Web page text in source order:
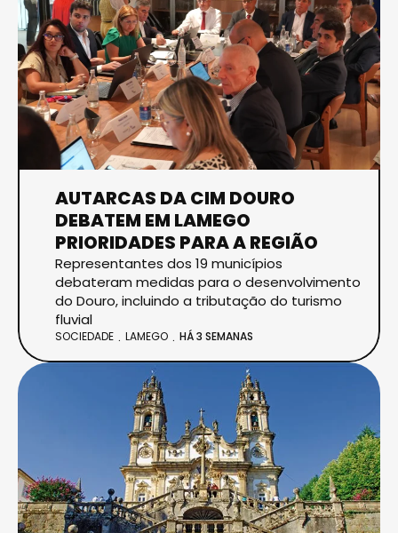
AUTARCAS DA CIM DOURO
DEBATEM EM LAMEGO
PRIORIDADES PARA A REGIÃO
Representantes dos 19 municípios
debateram medidas para o desenvolvimento
do Douro, incluindo a tributação do turismo
fluvial
SOCIEDADE LAMEGO HÁ 3 SEMANAS